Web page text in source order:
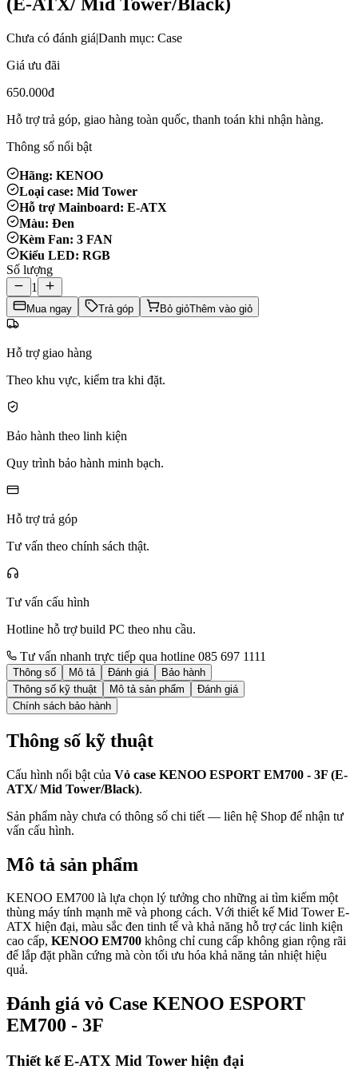
Chưa có đánh giá|Danh mục: Case
Giá ưu đãi
650.000đ
Hỗ trợ trả góp, giao hàng toàn quốc, thanh toán khi nhận hàng.
Thông số nổi bật
Hãng: KENOO
Loại case: Mid Tower
Hỗ trợ Mainboard: E-ATX
Màu: Đen
Kèm Fan: 3 FAN
Kiểu LED: RGB
Số lượng
1
Mua ngay Trả góp Bỏ giỏThêm vào giỏ
Hỗ trợ giao hàng
Theo khu vực, kiểm tra khi đặt.
Bảo hành theo linh kiện
Quy trình bảo hành minh bạch.
Hỗ trợ trả góp
Tư vấn theo chính sách thật.
Tư vấn cấu hình
Hotline hỗ trợ build PC theo nhu cầu.
Tư vấn nhanh trực tiếp qua hotline 085 697 1111
Thông số Mô tả Đánh giá
Bảo hành
Thông số kỹ thuật
Mô tả sản phẩm
Đánh giá
Chính sách bảo hành
Thông số kỹ thuật
Cấu hình nổi bật của Vỏ case KENOO ESPORT EM700 - 3F (E-
ATX/ Mid Tower/Black).
Sản phẩm này chưa có thông số chi tiết — liên hệ Shop để nhận tư
vấn cấu hình.
Mô tả sản phẩm
KENOO EM700 là lựa chọn lý tưởng cho những ai tìm kiếm một
thùng máy tính mạnh mẽ và phong cách. Với thiết kế Mid Tower E-
ATX hiện đại, màu sắc đen tinh tế và khả năng hỗ trợ các linh kiện
cao cấp, KENOO EM700 không chỉ cung cấp không gian rộng rãi
để lắp đặt phần cứng mà còn tối ưu hóa khả năng tản nhiệt hiệu
quả.
Đánh giá vỏ Case KENOO ESPORT
EM700 - 3F
Thiết kế E-ATX Mid Tower hiện đại